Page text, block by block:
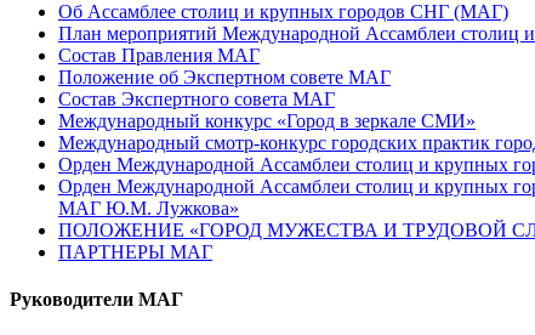
Об Ассамблее столиц и крупных городов СНГ (МАГ)
План мероприятий Международной Ассамблеи столиц
Состав Правления МАГ
Положение об Экспертном совете МАГ
Состав Экспертного совета МАГ
Международный конкурс «Город в зеркале СМИ»
Международный смотр-конкурс городских практик
Орден Международной Ассамблеи столиц и крупных
Орден Международной Ассамблеи столиц и крупных
МАГ Ю.М. Лужкова»
ПОЛОЖЕНИЕ «ГОРОД МУЖЕСТВА И ТРУДОВОЙ
ПАРТНЕРЫ МАГ
Руководители МАГ